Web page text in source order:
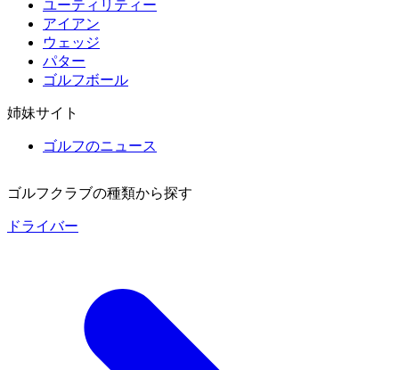
ユーティリティー
アイアン
ウェッジ
パター
ゴルフボール
姉妹サイト
ゴルフのニュース
ゴルフクラブの種類から探す
ドライバー